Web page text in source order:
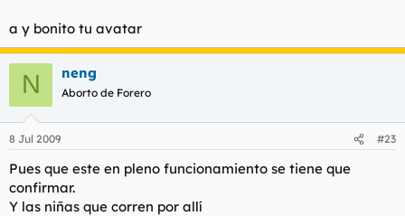
a y bonito tu avatar
N neng
Aborto de Forero
8 Jul 2009 #23
Pues que este en pleno funcionamiento se tiene que
confirmar.
Y las niñas que corren por allí